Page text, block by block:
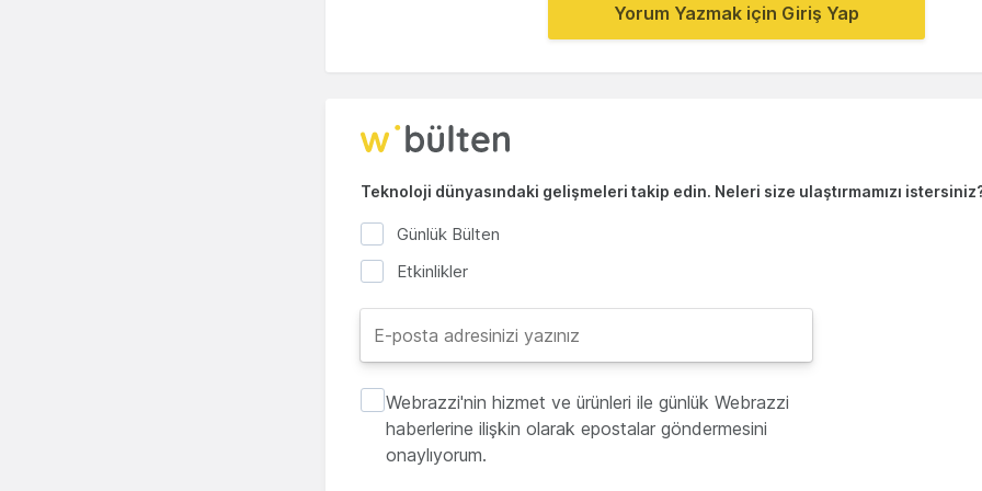
Yorum Yazmak için Giriş Yap
Teknoloji dünyasındaki gelişmeleri takip edin. Neleri size ulaştırmamızı
Günlük Bülten
Etkinlikler
Webrazzi'nin hizmet ve ürünleri ile günlük Webrazzi
haberlerine ilişkin olarak epostalar göndermesini
onaylıyorum.